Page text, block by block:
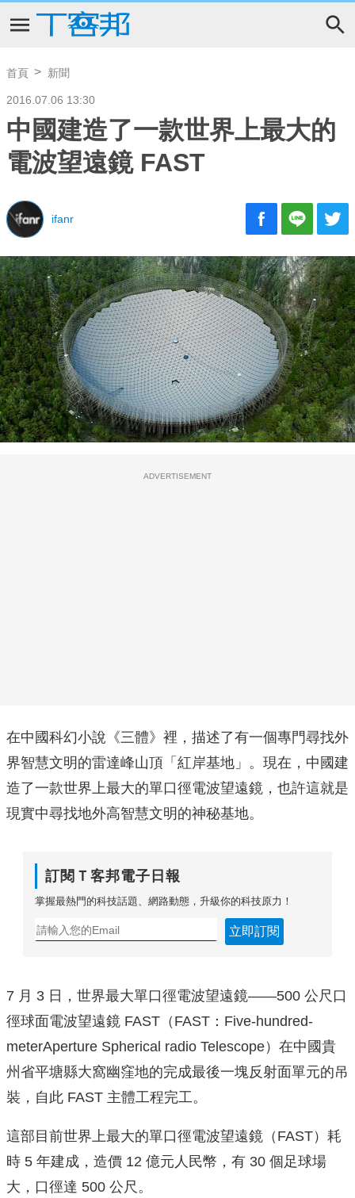
首頁 新聞
2016.07.06 13:30
中國建造了一款世界上最大的
電波望遠鏡 FAST
ifanr
ADVERTISEMENT
在中國科幻小說《三體》裡，描述了有一個專門尋找外
界智慧文明的雷達峰山頂「紅岸基地」。現在，中國建
造了一款世界上最大的單口徑電波望遠鏡，也許這就是
現實中尋找地外高智慧文明的神秘基地。
訂閱Ｔ客邦電子日報
掌握最熱門的科技話題、網路動態，升級你的科技原力！
立即訂閱
7 月 3 日，世界最大單口徑電波望遠鏡——500 公尺口
徑球面電波望遠鏡 FAST（FAST：Five-hundred-
meterAperture Spherical radio Telescope）在中國貴
州省平塘縣大窩幽窪地的完成最後一塊反射面單元的吊
裝，自此 FAST 主體工程完工。
這部目前世界上最大的單口徑電波望遠鏡（FAST）耗
時 5 年建成，造價 12 億元人民幣，有 30 個足球場
大，口徑達 500 公尺。